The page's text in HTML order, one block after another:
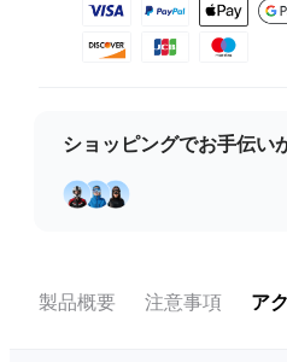
ショッピングでお手伝い
製品概要 注意事項 ア